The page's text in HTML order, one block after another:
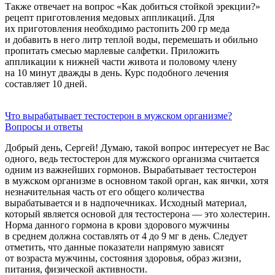
Также отвечает на вопрос «Как добиться стойкой эрекции?»
рецепт приготовления медовых аппликаций. Для
их приготовления необходимо растопить 200 гр меда
и добавить в него литр теплой воды, перемешать и обильно
пропитать смесью марлевые салфетки. Приложить
аппликации к нижней части живота и половому члену
на 10 минут дважды в день. Курс подобного лечения
составляет 10 дней.
Что вырабатывает тестостерон в мужском организме?
Вопросы и ответы
Добрый день, Сергей! Думаю, такой вопрос интересует не Вас
одного, ведь тестостерон для мужского организма считается
одним из важнейших гормонов. Вырабатывает тестостерон
в мужском организме в основном такой орган, как яички, хотя
незначительная часть от его общего количества
вырабатывается и в надпочечниках. Исходный материал,
который является основой для тестостерона — это холестерин.
Норма данного гормона в крови здорового мужчины
в среднем должна составлять от 4 до 9 мг в день. Следует
отметить, что данные показатели напрямую зависят
от возраста мужчины, состояния здоровья, образ жизни,
питания, физической активности.